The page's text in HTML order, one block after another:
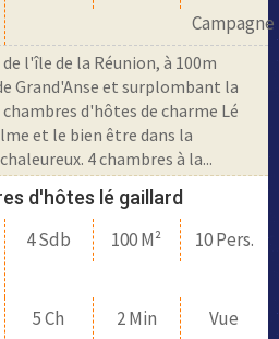
Campagne
l'île de la Réunion, à 100m
Grand'Anse et surplombant la
d'hôtes de charme Lé
et le bien être dans la
4 chambres à la...
d'hôtes lé gaillard
4 Sdb 100 M² 10 Pers.
5 Ch 2 Min
Vue